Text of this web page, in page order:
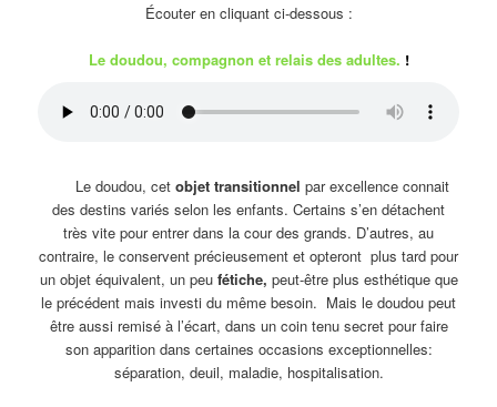
Écouter en cliquant ci-dessous :
Le doudou, compagnon et relais des adultes. !
Le doudou, cetobjet transitionnel par excellence connait
des destins variés selon les enfants. Certains s’en détachent
très vite pour entrer dans la cour des grands. D’autres, au
contraire, le conservent précieusement et opteront plus tard pour
un objet équivalent, un peufétiche, peut-être plus esthétique que
le précédent mais investi du même besoin. Mais le doudou peut
être aussi remisé à l’écart, dans un coin tenu secret pour faire
son apparition dans certaines occasions exceptionnelles:
séparation, deuil, maladie, hospitalisation.